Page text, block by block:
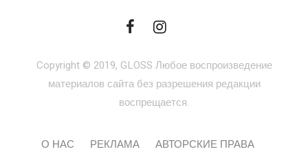
Copyright © 2019, GLOSS Любое воспроизведение
материалов сайта без разрешения редакции
воспрещается.
О НАС РЕКЛАМА АВТОРСКИЕ ПРАВА